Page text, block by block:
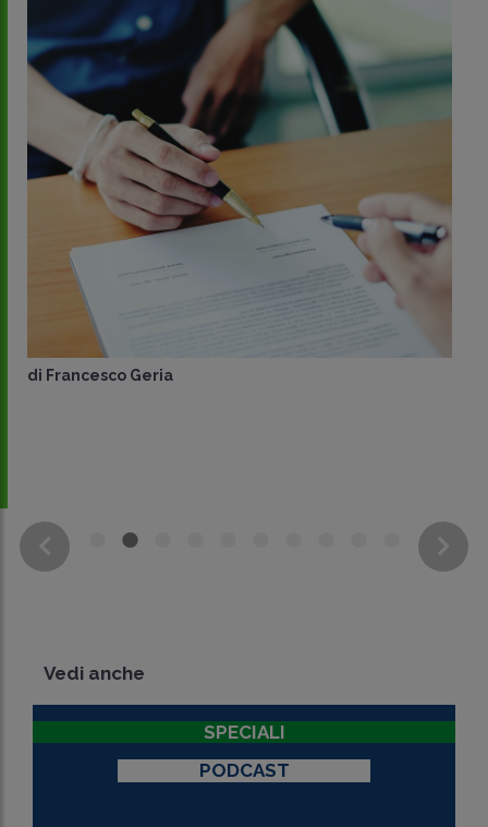
di Francesco Geria
Vedi anche
SPECIALI
PODCAST